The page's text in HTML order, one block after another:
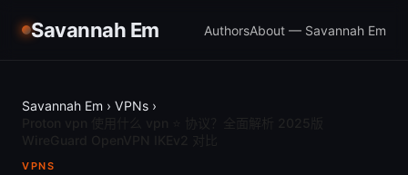
Savannah Em AuthorsAbout — Savannah Em
Savannah Em › VPNs ›
VPNS